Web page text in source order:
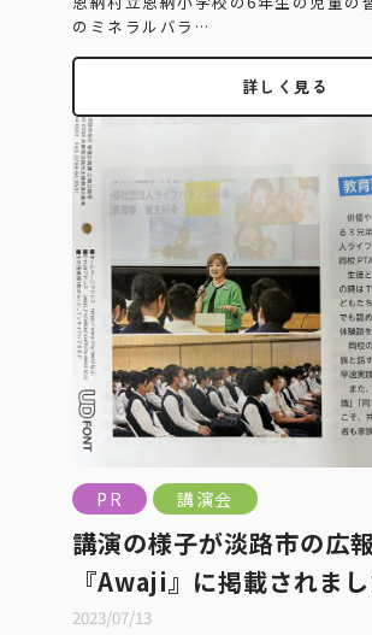
のミネラルバラ…
詳しく見る
PR 講演会
講演の様子が淡路市の広
『Awaji』に掲載されま
2023/07/13